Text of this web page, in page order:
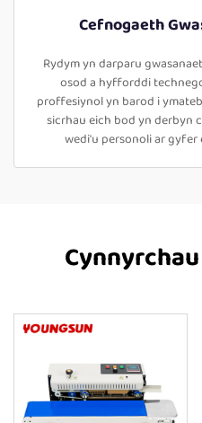
Cefnogaeth
Rydym yn darparu
osod a hyfforddi
proffesiynol yn barod i
sicrhau eich bod yn derbyn
wedi'u personoli ar gyfer